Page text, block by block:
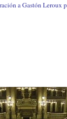
a Gastón Leroux